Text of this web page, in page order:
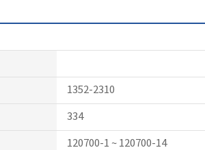
1352-2310
334
120700-1 ~ 120700-14